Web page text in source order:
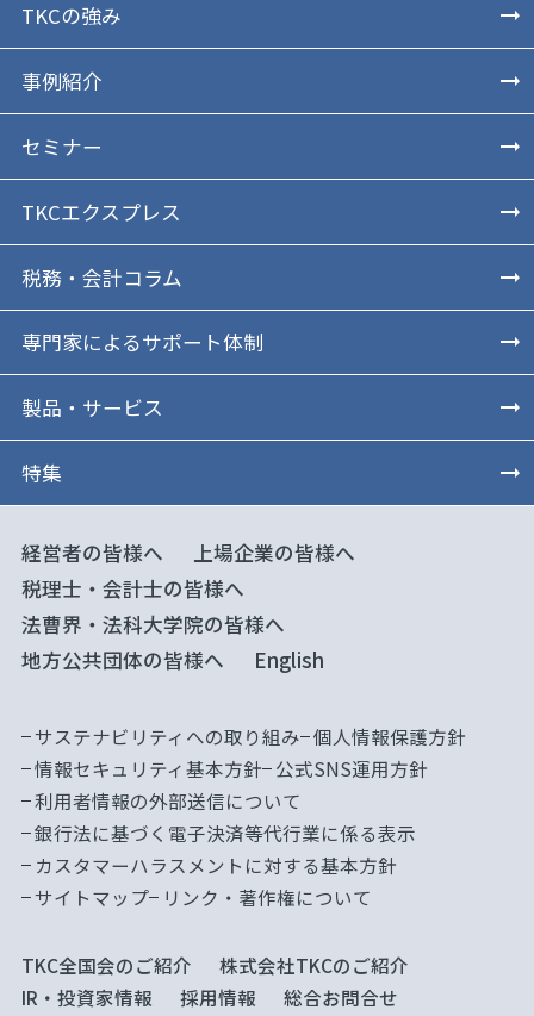
TKCの強み
事例紹介
セミナー
TKCエクスプレス
税務・会計コラム
専門家によるサポート体制
製品・サービス
特集
経営者の皆様へ
上場企業の皆様へ
税理士・会計士の皆様へ
法曹界・法科大学院の皆様へ
地方公共団体の皆様へ
English
サステナビリティへの取り組み 個人情報保護方針
情報セキュリティ基本方針 公式SNS運用方針
利用者情報の外部送信について
銀行法に基づく電子決済等代行業に係る表示
カスタマーハラスメントに対する基本方針
サイトマップ
リンク・著作権について
TKC全国会のご紹介
株式会社TKCのご紹介
IR・投資家情報
採用情報
総合お問合せ